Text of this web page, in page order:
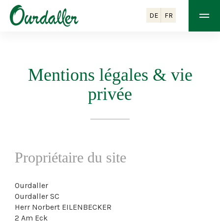
DE FR
Mentions légales & vie
privée
Propriétaire du site
Ourdaller
Ourdaller SC
Herr Norbert EILENBECKER
2 Am Eck